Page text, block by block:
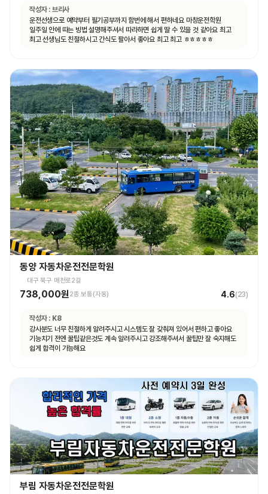
작성자 : 브리사
운전선생으로 예약부터 필기공부까지 함번에 해서 편하네요 마창운전학원
일주일 안에 따는 빙법 설명해주셔서 따라하면 쉽게 딸 수 있을 것 같아요 최고
최고 선생님도 친절하시고 간식도 팔아서 좋아요 최고 최고 ㅎㅎㅎㅎㅎ
동양 자동차운전전문학원
대구 북구 매천로2길
738,000원2종 보통(자동) 4.6(23)
작성자 : K8
강사분도 너무 친절하게 알려주시고 시스템도 잘 갖춰져 있어서 편하고 좋아요
기능치기 전엔 꿀팁같은것도 계속 알려주시고 강조해주셔서 꿀팁만 잘 숙지해도
쉽게 합격이 가능해요
부림 자동차운전전문학원